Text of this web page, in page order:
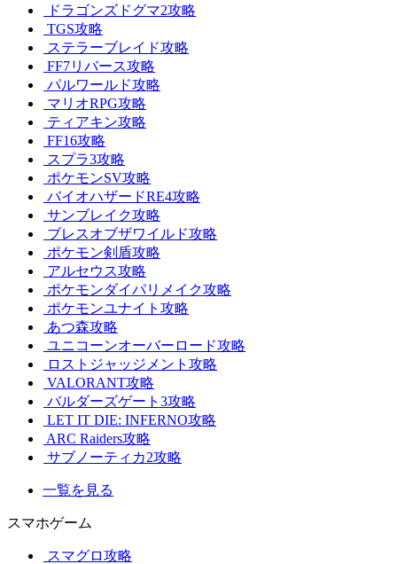
ドラゴンズドグマ2攻略
TGS攻略
ステラーブレイド攻略
FF7リバース攻略
パルワールド攻略
マリオRPG攻略
ティアキン攻略
FF16攻略
スプラ3攻略
ポケモンSV攻略
バイオハザードRE4攻略
サンブレイク攻略
ブレスオブザワイルド攻略
ポケモン剣盾攻略
アルセウス攻略
ポケモンダイパリメイク攻略
ポケモンユナイト攻略
あつ森攻略
ユニコーンオーバーロード攻略
ロストジャッジメント攻略
VALORANT攻略
バルダーズゲート3攻略
LET IT DIE: INFERNO攻略
ARC Raiders攻略
サブノーティカ2攻略
一覧を見る
スマホゲーム
スマグロ攻略